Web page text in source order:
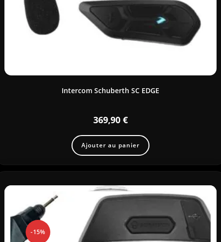
Intercom Schuberth SC EDGE
369,90 €
Ajouter au panier
-15%